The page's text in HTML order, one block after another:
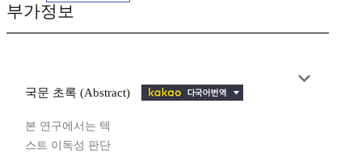
부가정보
국문 초록 (Abstract)
본 연구에서는 텍
스트 이독성 판단